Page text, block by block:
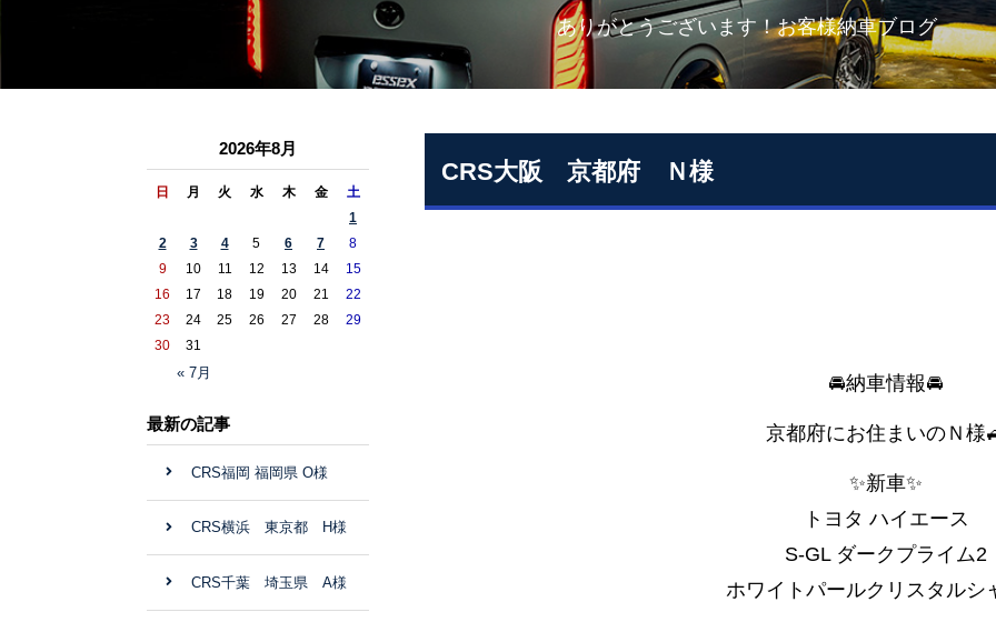
ありがとうございます！お客様納車ブログ
CRS大阪 京都府 Ｎ様
🚘納車情報🚘
京都府にお住まいのＮ様
✨新車✨
トヨタ ハイエース
S-GL ダークプライム2
ホワイトパールクリスタルシ
2026年8月
日 月 火 水 木 金 土
« 7月
1
2
3 4 5 6 7
8
9
10 11 12 13 14
15
16
17 18 19 20 21
22
23
24 25 26 27 28
29
30
31
最新の記事
CRS福岡 福岡県 O様
CRS横浜 東京都 H様
CRS千葉 埼玉県 A様